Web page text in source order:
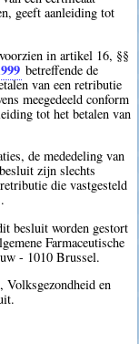
geeft aanleiding tot
in artikel 16, §§
betreffende de
van een retributie
meegedeeld conform
tot het betalen van
de mededeling van
zijn slechts
die vastgesteld
besluit worden gestort
Farmaceutische
- 1010 Brussel.
Volksgezondheid en